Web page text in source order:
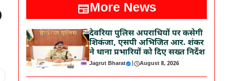
More News
देवरिया पुलिस अपराधियों पर कसेगी
शिकंजा, एसपी अभिजित आर. शंकर
ने थाना प्रभारियों को दिए सख्त निर्देश
Jagrut Bharat | August 8, 2026